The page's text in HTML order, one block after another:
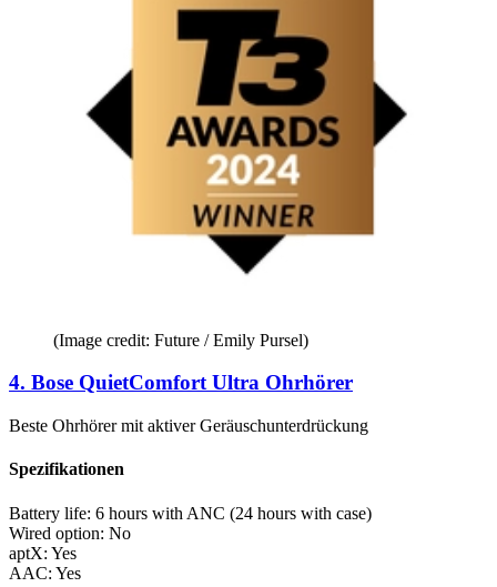
(Image credit: Future / Emily Pursel)
4. Bose QuietComfort Ultra Ohrhörer
Beste Ohrhörer mit aktiver Geräuschunterdrückung
Spezifikationen
Battery life: 6 hours with ANC (24 hours with case)
Wired option: No
aptX: Yes
AAC: Yes